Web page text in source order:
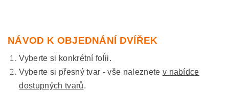
NÁVOD K OBJEDNÁNÍ DVÍŘEK
Vyberte si konkrétní foĺii.
Vyberte si přesný tvar - vše naleznete v nabídce
dostupných tvarů.